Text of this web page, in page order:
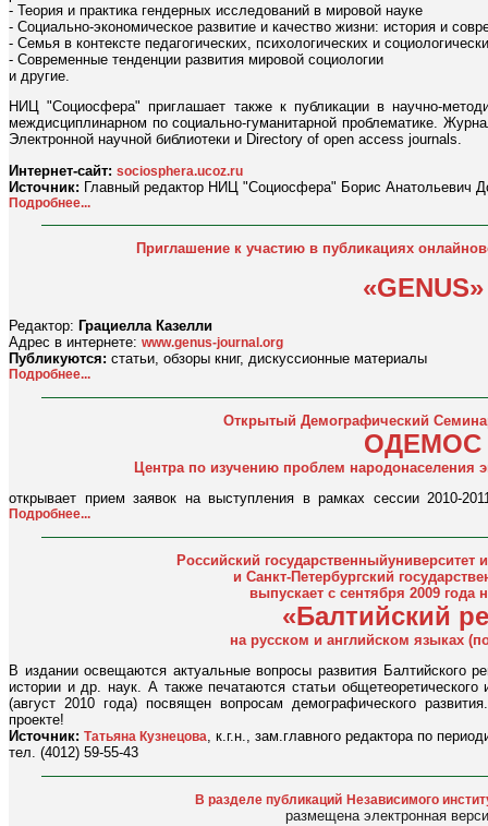
- Теория и практика гендерных исследований в мировой науке
- Социально-экономическое развитие и качество жизни: история и
- Семья в контексте педагогических, психологических и
- Современные тенденции развития мировой социологии
и другие.
НИЦ "Социосфера" приглашает также к публикации в научно-
междисциплинарном по социально-гуманитарной проблематике.
Электронной научной библиотеки и Directory of open acсess journals.
Интернет-сайт: sociosphera.ucoz.ru
Источник: Главный редактор НИЦ "Социосфера" Борис Анатольевич
Подробнее...
Приглашение к участию в публикациях
«GENUS»
Редактор: Грациелла Казелли
Адрес в интернете: www.genus-journal.org
Публикуются: статьи, обзоры книг, дискуссионные материалы
Подробнее...
Открытый Демографический
ОДЕМОС
Центра по изучению проблем народонаселения
открывает прием заявок на выступления в рамках сессии 2010-
Подробнее...
Российский государственныйуниверситет
и Санкт-Петербургский
выпускает с сентября 2009 года
«Балтийский
на русском и английском языках
В издании освещаются актуальные вопросы развития Балтийского
истории и др. наук. А также печатаются статьи общетеоретического
(август 2010 года) посвящен вопросам демографического
проекте!
Источник: Татьяна Кузнецова, к.г.н., зам.главного редактора по
тел. (4012) 59-55-43
В разделе публикаций Независимого
размещена электронная